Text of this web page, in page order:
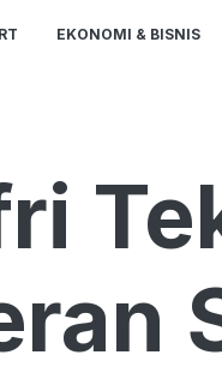
EKONOMI & BISNIS